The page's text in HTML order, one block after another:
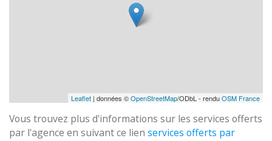
Leaflet | données ©OpenStreetMap/ODbL - renduOSM France
Vous trouvez plus d'informations sur les services offerts
par l'agence en suivant ce lien services offerts par